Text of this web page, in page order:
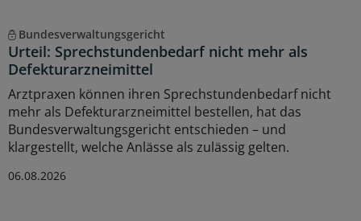
Bundesverwaltungsgericht
Urteil: Sprechstundenbedarf nicht mehr als
Defekturarzneimittel
Arztpraxen können ihren Sprechstundenbedarf nicht
mehr als Defekturarzneimittel bestellen, hat das
Bundesverwaltungsgericht entschieden – und
klargestellt, welche Anlässe als zulässig gelten.
06.08.2026